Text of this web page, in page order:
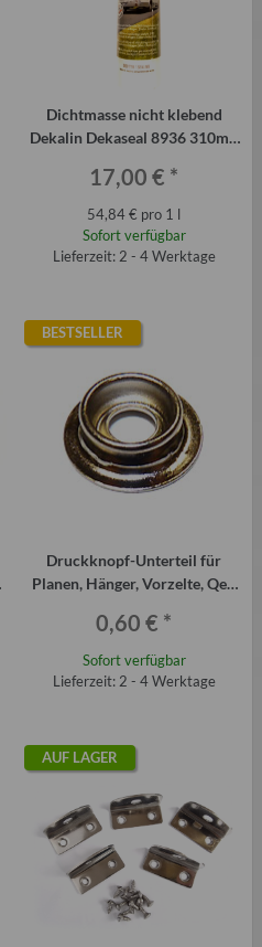
Dichtmasse nicht klebend
Dekalin Dekaseal 8936 310ml-
17,00 € *
54,84 € pro 1 l
Sofort verfügbar
Lieferzeit: 2 - 4 Werktage
BESTSELLER
Druckknopf-Unterteil für
Planen, Hänger, Vorzelte, Qek
0,60 € *
Sofort verfügbar
Lieferzeit: 2 - 4 Werktage
AUF LAGER